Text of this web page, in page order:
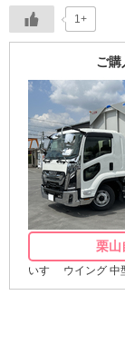
1+
ご購
栗山
いすゞ ウイング 中